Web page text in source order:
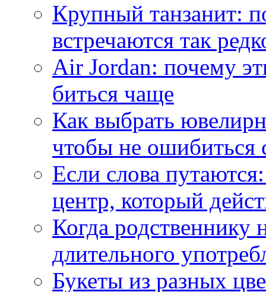
Крупный танзанит:
встречаются так
Air Jordan: почему
биться чаще
Как выбрать
чтобы не ошибиться
Если слова
центр, который
Когда
длительного
Букеты из разных